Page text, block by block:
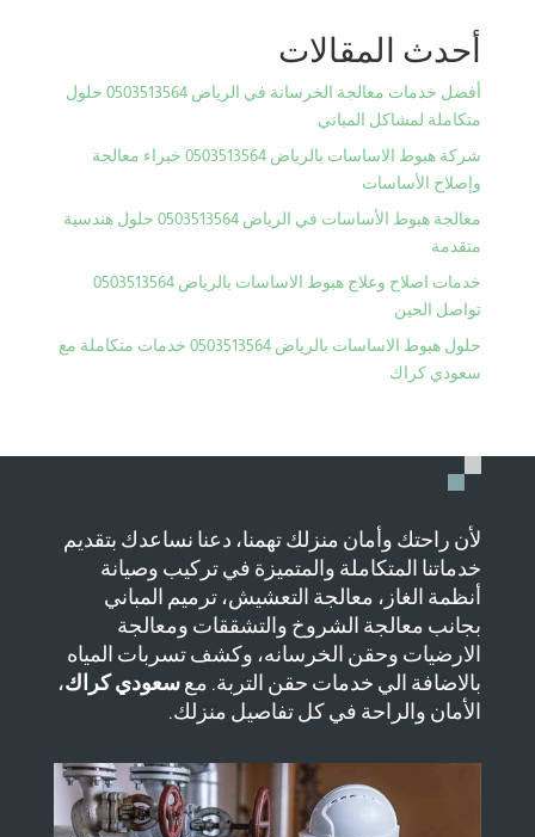
أحدث المقالات
أفضل خدمات معالجة الخرسانة في الرياض 0503513564 حلول
متكاملة لمشاكل المباني
شركة هبوط الاساسات بالرياض 0503513564 خبراء معالجة
وإصلاح الأساسات
معالجة هبوط الأساسات في الرياض 0503513564 حلول هندسية
متقدمة
خدمات اصلاح وعلاج هبوط الاساسات بالرياض 0503513564
تواصل الحين
حلول هبوط الاساسات بالرياض 0503513564 خدمات متكاملة مع
سعودي كراك
لأن راحتك وأمان منزلك تهمنا، دعنا نساعدك بتقديم
خدماتنا المتكاملة والمتميزة في تركيب وصيانة
أنظمة الغاز، معالجة التعشيش، ترميم المباني
بجانب معالجة الشروخ والتشققات ومعالجة
الارضيات وحقن الخرسانه، وكشف تسربات المياه
بالاضافة الي خدمات حقن التربة. مع سعودي كراك،
الأمان والراحة في كل تفاصيل منزلك.